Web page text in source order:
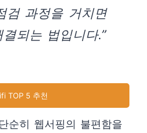
검 과정을 거치면
되는 법입니다.”
TOP 5 추천
순히 웹서핑의 불편함을